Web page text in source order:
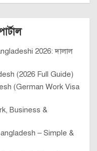
2026: দালাল
(2026 Full Guide)
(German Work Visa
Business &
– Simple &